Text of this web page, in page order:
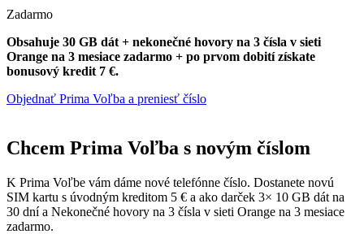
Zadarmo
Obsahuje 30 GB dát + nekonečné hovory na 3 čísla v sieti
Orange na 3 mesiace zadarmo + po prvom dobití získate
bonusový kredit 7 €.
Objednať Prima Voľba a preniesť číslo
Chcem Prima Voľba s novým číslom
K Prima Voľbe vám dáme nové telefónne číslo. Dostanete novú
SIM kartu s úvodným kreditom 5 € a ako darček 3× 10 GB dát na
30 dní a Nekonečné hovory na 3 čísla v sieti Orange na 3 mesiace
zadarmo.